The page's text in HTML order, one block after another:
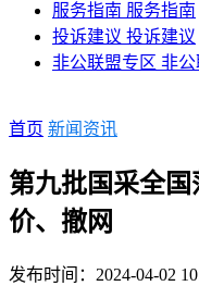
服务指南 服务指南
投诉建议 投诉建议
非公联盟专区 非公
首页 新闻资讯
第九批国采全
价、撤网
发布时间：2024-04-02